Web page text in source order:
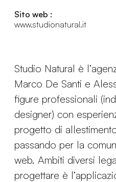
Sito web :
www.studionatural.it
Studio Natural è
Marco De Santi e
figure professionali
designer) con
progetto di
passando per la
web. Ambiti diversi
progettare è